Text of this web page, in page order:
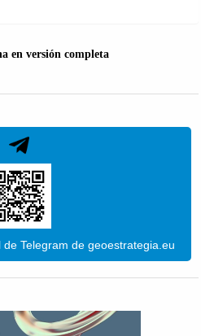
en versión completa
Telegram de geoestrategia.eu